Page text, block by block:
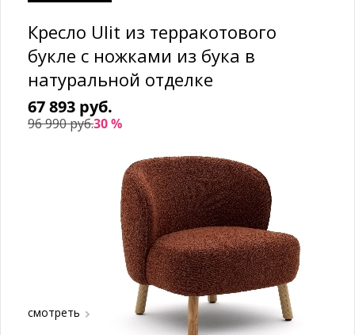
смотреть
Кресло Ulit из терракотового
букле с ножками из бука в
натуральной отделке
67 893 руб.
96 990 руб.30 %